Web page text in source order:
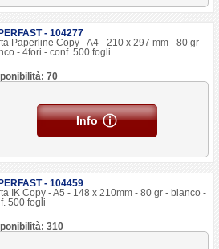
- 104277
Paperline Copy - A4 - 210 x 297 mm - 80 gr -
- 4fori - conf. 500 fogli
70
Info
- 104459
IK Copy - A5 - 148 x 210mm - 80 gr - bianco -
500 fogli
310